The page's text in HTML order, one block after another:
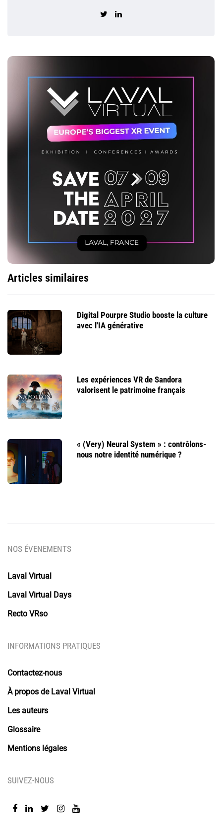
Articles similaires
Digital Pourpre Studio booste la culture
avec l'IA générative
Les expériences VR de Sandora
valorisent le patrimoine français
« (Very) Neural System » : contrôlons-
nous notre identité numérique ?
NOS ÉVENEMENTS
Laval Virtual
Laval Virtual Days
Recto VRso
INFORMATIONS PRATIQUES
Contactez-nous
À propos de Laval Virtual
Les auteurs
Glossaire
Mentions légales
SUIVEZ-NOUS